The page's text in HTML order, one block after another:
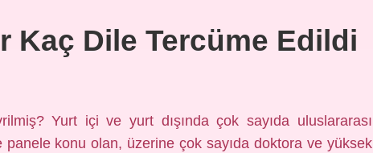
Kaç Dile Tercüme Edildi
Yurt içi ve yurt dışında çok sayıda uluslararası
konu olan, üzerine çok sayıda doktora ve yüksek